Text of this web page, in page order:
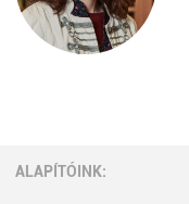
ALAPÍTÓINK: